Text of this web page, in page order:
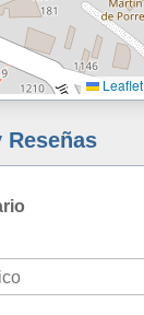
Leaflet